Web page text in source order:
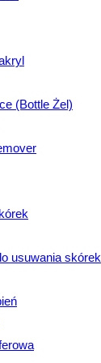
(Bottle Żel)
usuwania skórek